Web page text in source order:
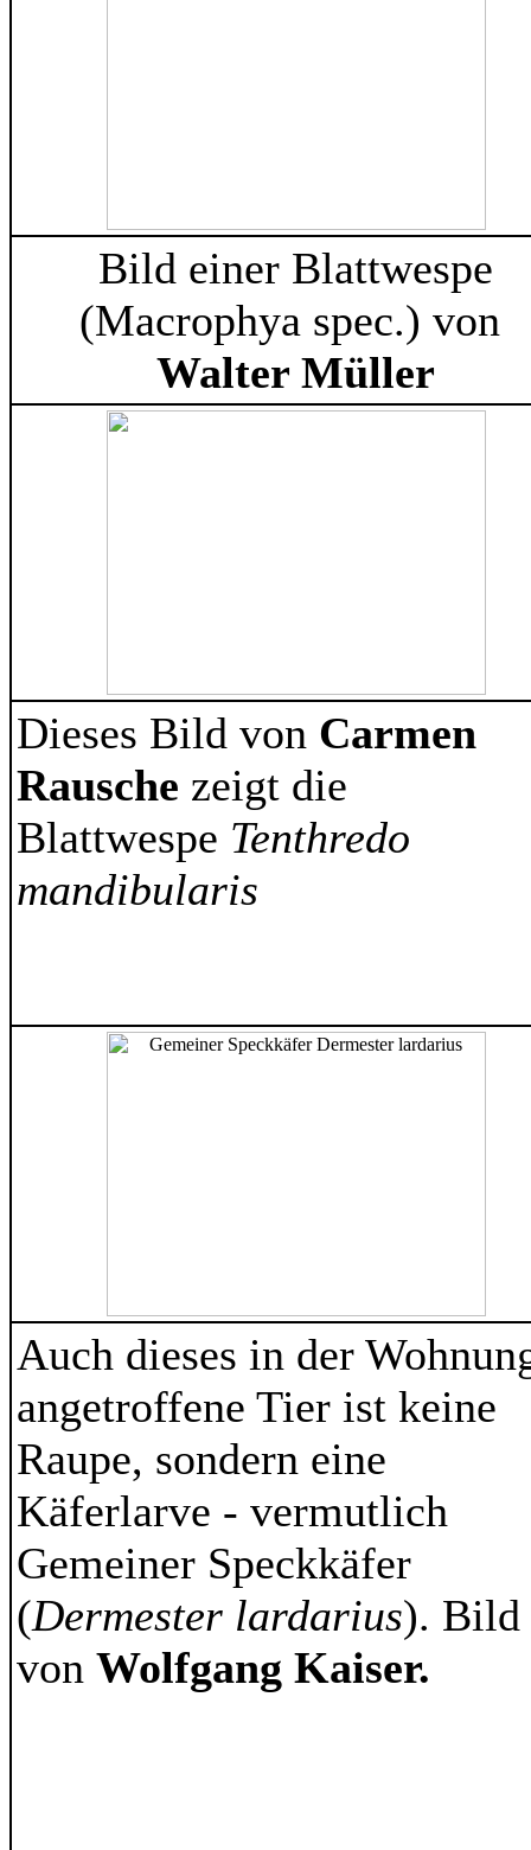
Bild einer Blattwespe
(Macrophya spec.) von
Walter Müller
Dieses Bild von Carmen
Rausche zeigt die
Blattwespe Tenthredo
mandibularis
Auch dieses in der
angetroffene Tier ist keine
Raupe, sondern eine
Käferlarve - vermutlich
Gemeiner Speckkäfer
(Dermester lardarius). Bild
von Wolfgang Kaiser.